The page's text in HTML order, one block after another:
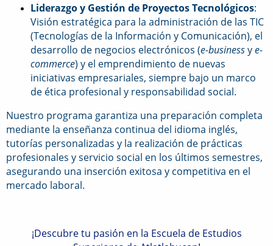
Liderazgo y Gestión de Proyectos Tecnológicos:
Visión estratégica para la administración de las TIC
(Tecnologías de la Información y Comunicación), el
desarrollo de negocios electrónicos (e-businessye-
commerce) y el emprendimiento de nuevas
iniciativas empresariales, siempre bajo un marco
de ética profesional y responsabilidad social.
Nuestro programa garantiza una preparación completa
mediante la enseñanza continua del idioma inglés,
tutorías personalizadas y la realización de prácticas
profesionales y servicio social en los últimos semestres,
asegurando una inserción exitosa y competitiva en el
mercado laboral.
¡Descubre tu pasión en la Escuela de Estudios